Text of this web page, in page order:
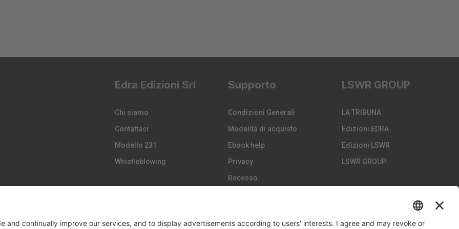
Edra Edizioni Srl
Chi siamo
Contattaci
Modello 231
Whistleblowing
Supporto
Condizioni Generali
Modalità di acquisto
Ebook help
Privacy
Recesso
LSWR GROUP
LA TRIBUNA
Edizioni EDRA
Edizioni LSWR
LSWR GROUP